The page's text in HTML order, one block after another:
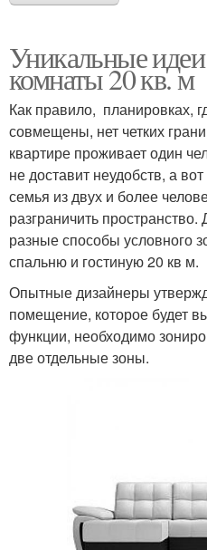
Уникальные
комнаты 20 кв. м
Как правило, планировках,
совмещены, нет четких
квартире проживает один
не доставит неудобств, а
семья из двух и более
разграничить
разные способы условного
спальню и гостиную 20 кв м.
Опытные дизайнеры
помещение, которое будет
функции, необходимо
две отдельные зоны.